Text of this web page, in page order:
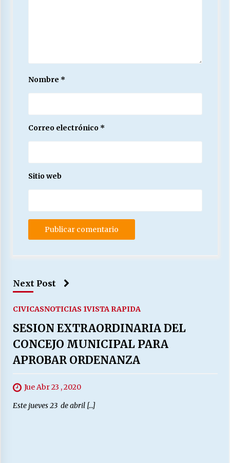
Nombre *
Correo electrónico *
Sitio web
Next Post
CIVICASNOTICIAS 1VISTA RAPIDA
SESION EXTRAORDINARIA DEL
CONCEJO MUNICIPAL PARA
APROBAR ORDENANZA
Jue Abr 23 , 2020
Este jueves 23 de abril […]